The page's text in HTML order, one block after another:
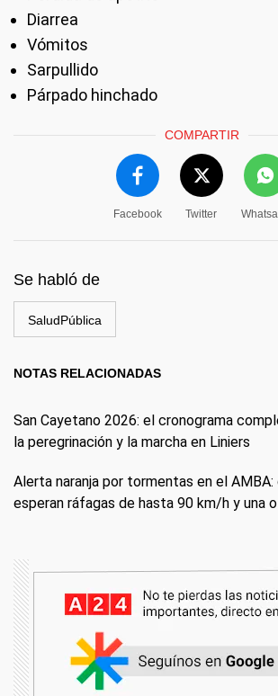
Diarrea
Vómitos
Sarpullido
Párpado hinchado
COMPARTIR
Facebook Twitter
Se habló de
SaludPública
NOTAS RELACIONADAS
San Cayetano 2026: el cronograma
la peregrinación y la marcha en Liniers
Alerta naranja por tormentas en el AMBA:
esperan ráfagas de hasta 90 km/h y una